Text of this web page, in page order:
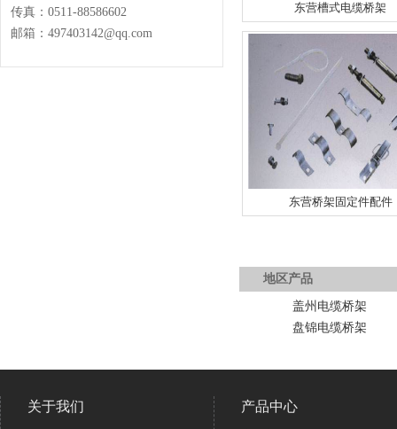
传真： 0511-88586602
邮箱：497403142@qq.com
东营槽式电缆桥架
东营桥架固定件配件
地区产品
盖州电缆桥架
盘锦电缆桥架
关于我们 产品中心